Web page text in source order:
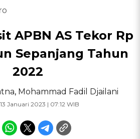
APBN AS Tekor Rp
Sepanjang Tahun
2022
, Mohammad Fadil Djailani
Januari 2023 | 07:12 WIB